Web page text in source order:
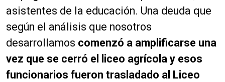
asistentes de la educación. Una deuda que
según el análisis que nosotros
desarrollamos comenzó a amplificarse una
vez que se cerró el liceo agrícola y esos
funcionarios fueron trasladado al Liceo